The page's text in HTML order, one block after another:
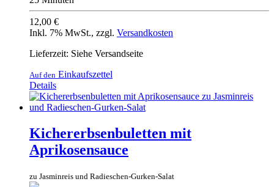
12,00 €
Inkl. 7% MwSt., zzgl. Versandkosten
Lieferzeit: Siehe Versandseite
Auf den Einkaufszettel
Details
Kichererbsenbuletten mit
Aprikosensauce
zu Jasminreis und Radieschen-Gurken-Salat